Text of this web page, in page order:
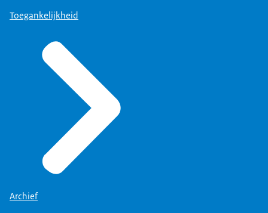
BEN: Men kwam er langzaam maar zeker achter
toch niet zo geschikt waren om te gebruiken als
gevangenis.
En rond 1900 zijn de gevangenissen Esserheem,
Norgerhaven
en Groot Bankenbosch gebouwd, specifiek als
gevangenis,
helemaal daarop ingericht qua infrastructuur.
Vanaf die tijd zitten er dus geen gedetineerden
meer in de oude gestichten,
Toegankelijkheid
Archief